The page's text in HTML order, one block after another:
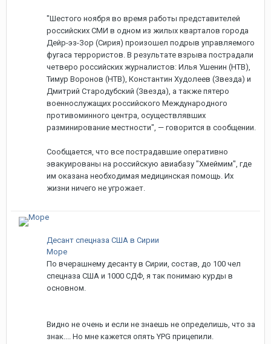
"Шестого ноября во время работы представителей
российских СМИ в одном из жилых кварталов города
Дейр-эз-Зор (Сирия) произошел подрыв управляемого
фугаса террористов. В результате взрыва пострадали
четверо российских журналистов: Илья Ушенин (НТВ),
Тимур Воронов (НТВ), Константин Худолеев (Звезда) и
Дмитрий Стародубский (Звезда), а также пятеро
военнослужащих российского Международного
противоминного центра, осуществлявших
разминирование местности", — говорится в сообщении.
Сообщается, что все пострадавшие оперативно
эвакуированы на российскую авиабазу "Хмеймим", где
им оказана необходимая медицинская помощь. Их
жизни ничего не угрожает.
Десант спецназа США в Сирии
Море
По вчерашнему десанту в Сирии, состав, до 100 чел
спецназа США и 1000 СДФ, я так понимаю курды в
основном.
Видно не очень и если не знаешь не определишь, что за
знак.... Но мне кажется опять YPG прицепили.